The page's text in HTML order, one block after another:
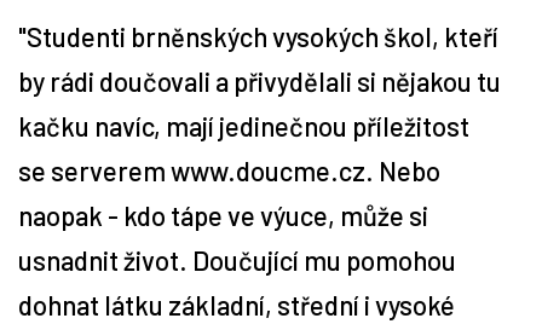
Seriály
Tipy
Soutěže
"Studenti brněnských vysokých škol, kteří
by rádi doučovali a přivydělali si nějakou tu
kačku navíc, mají jedinečnou příležitost
se serverem www.doucme.cz. Nebo
naopak - kdo tápe ve výuce, může si
usnadnit život. Doučující mu pomohou
dohnat látku základní, střední i vysoké